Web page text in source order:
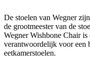
De stoelen van Wegner
de grootmeester van de
Wegner Wishbone Chair
verantwoordelijk voor een
eetkamerstoelen.